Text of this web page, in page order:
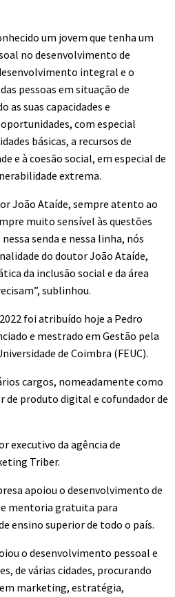
um jovem que tenha um
no desenvolvimento de
integral e o
pessoas em situação de
as suas capacidades e
com especial
básicas, a recursos de
e à coesão social, em especial de
extrema.
João Ataíde, sempre atento ao
muito sensível às questões
senda e nessa linha, nós
do doutor João Ataíde,
da inclusão social e da área
sublinhou.
foi atribuído hoje a Pedro
e mestrado em Gestão pela
de Coimbra (FEUC).
cargos, nomeadamente como
de produto digital e cofundador de
executivo da agência de
Triber.
apoiou o desenvolvimento de
mentoria gratuita para
ensino superior de todo o país.
o desenvolvimento pessoal e
de várias cidades, procurando
marketing, estratégia,